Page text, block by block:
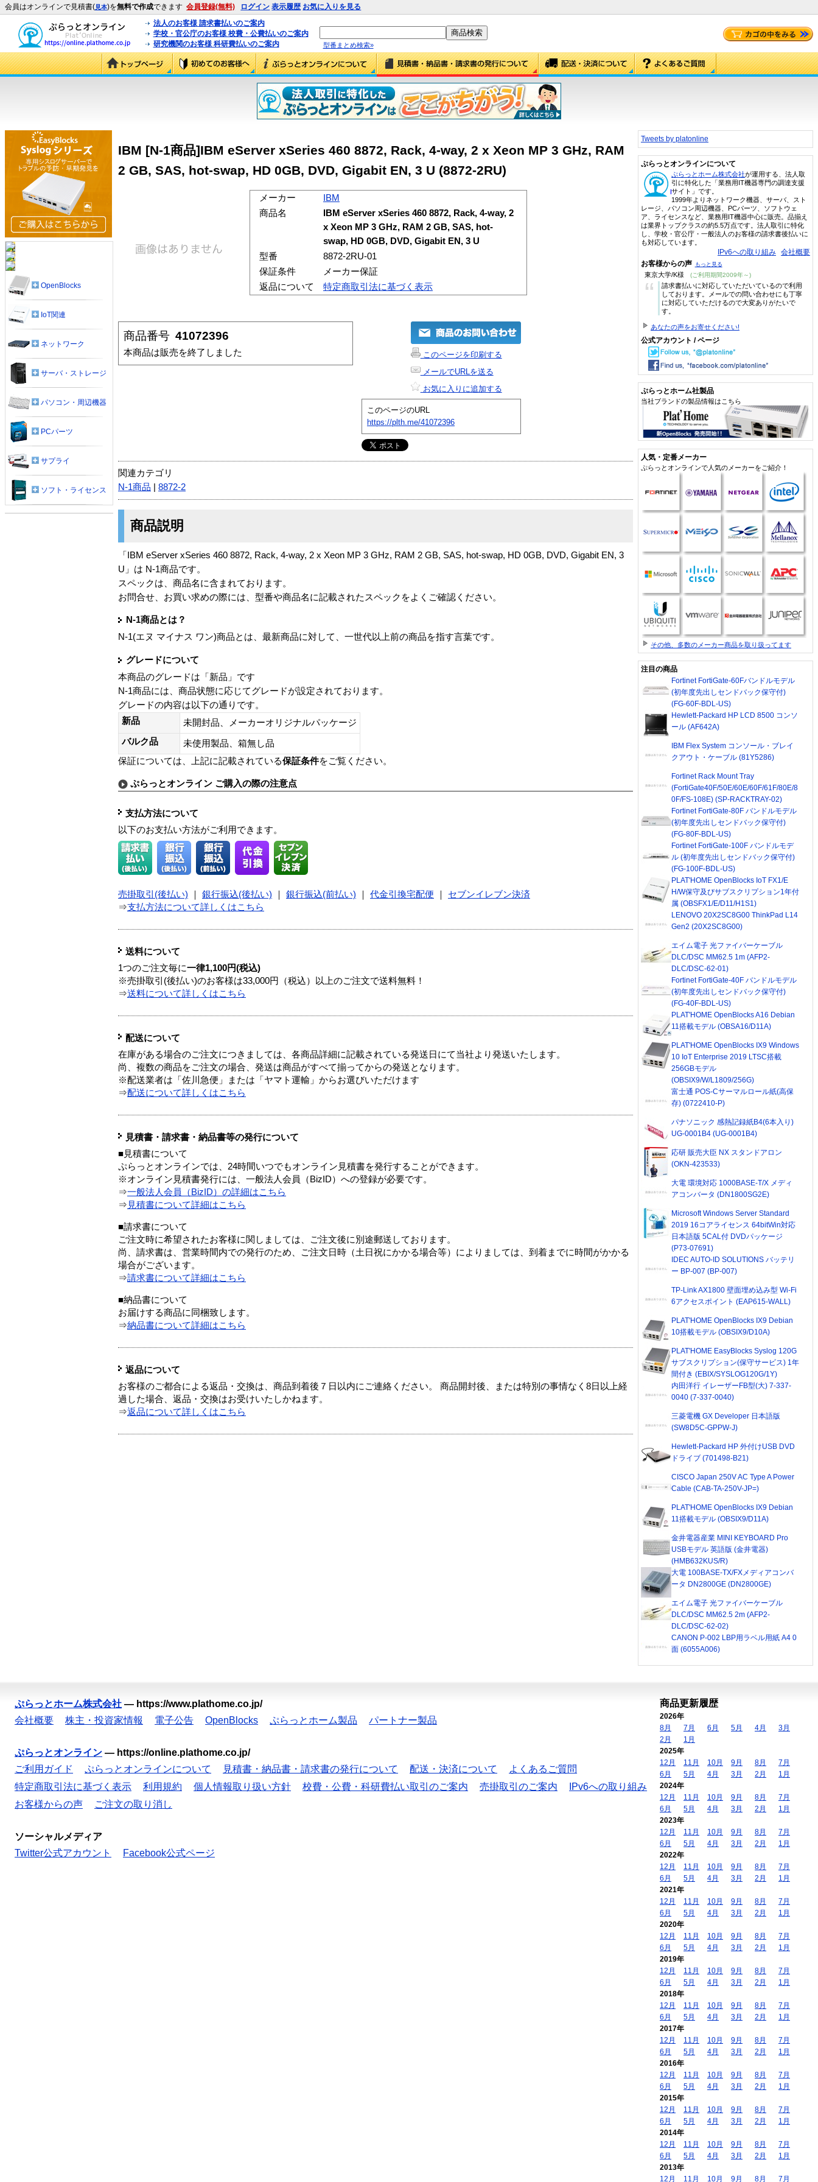
会員はオンラインで見積書(見本)を無料で作成できます 会員登録(無料) ログイン 表示履歴 お気に入りを見る
法人のお客様 請求書払いのご案内
学校・官公庁のお客様 校費・公費払いのご案内
研究機関のお客様 科研費払いのご案内
型番まとめ検索»
IBM [N-1商品]IBM eServer xSeries 460 8872, Rack, 4-way, 2 x Xeon MP 3 GHz, RAM
2 GB, SAS, hot-swap, HD 0GB, DVD, Gigabit EN, 3 U (8872-2RU)
メーカー
IBM
商品名
IBM eServer xSeries 460 8872, Rack, 4-way, 2
x Xeon MP 3 GHz, RAM 2 GB, SAS, hot-
swap, HD 0GB, DVD, Gigabit EN, 3 U
型番
8872-2RU-01
保証条件
メーカー保証
返品について
特定商取引法に基づく表示
商品番号 41072396
本商品は販売を終了しました
このページを印刷する
メールでURLを送る
お気に入りに追加する
このページのURL
https://plth.me/41072396
関連カテゴリ
N-1商品
8872-2
商品説明
「IBM eServer xSeries 460 8872, Rack, 4-way, 2 x Xeon MP 3 GHz, RAM 2 GB, SAS, hot-swap, HD 0GB, DVD, Gigabit EN, 3
U」は N-1商品です。
スペックは、商品名に含まれております。
お問合せ、お買い求めの際には、型番や商品名に記載されたスペックをよくご確認ください。
N-1商品とは？
N-1(エヌ マイナス ワン)商品とは、最新商品に対して、一世代以上前の商品を指す言葉です。
グレードについて
本商品のグレードは「新品」です
N-1商品には、商品状態に応じてグレードが設定されております。
グレードの内容は以下の通りです。
新品
未開封品、メーカーオリジナルパッケージ
バルク品
未使用製品、箱無し品
保証については、上記に記載されている保証条件をご覧ください。
ぷらっとオンライン ご購入の際の注意点
支払方法について
以下のお支払い方法がご利用できます。
売掛取引(後払い) 銀行振込(後払い) 銀行振込(前払い) 代金引換宅配便
セブンイレブン決済
⇒支払方法について詳しくはこちら
送料について
1つのご注文毎に一律1,100円(税込)
※売掛取引(後払い)のお客様は33,000円（税込）以上のご注文で送料無料！
⇒送料について詳しくはこちら
配送について
在庫がある場合のご注文につきましては、各商品詳細に記載されている発送日にて当社より発送いたします。
尚、複数の商品をご注文の場合、発送は商品がすべて揃ってからの発送となります。
※配送業者は「佐川急便」または「ヤマト運輸」からお選びいただけます
⇒配送について詳しくはこちら
見積書・請求書・納品書等の発行について
■見積書について
ぷらっとオンラインでは、24時間いつでもオンライン見積書を発行することができます。
※オンライン見積書発行には、一般法人会員（BizID）への登録が必要です。
⇒一般法人会員（BizID）の詳細はこちら
⇒ 見積書について詳細はこちら
■請求書について
ご注文時に希望されたお客様に関しましては、ご注文後に別途郵送しております。
尚、請求書は、営業時間内での発行のため、ご注文日時（土日祝にかかる場合等）によりましては、到着までに時間がかかる
場合がございます。
⇒請求書について詳細はこちら
■納品書について
お届けする商品に同梱致します。
⇒納品書について詳細はこちら
返品について
お客様のご都合による返品・交換は、商品到着後７日以内にご連絡ください。 商品開封後、または特別の事情なく8日以上経
過した場合、返品・交換はお受けいたしかねます。
⇒返品について詳しくはこちら
OpenBlocks
IoT関連
ネットワーク
サーバ・ストレージ
パソコン・周辺機器
PCパーツ
サプライ
ソフト・ライセンス
Tweets by platonline
ぷらっとオンラインについて
ぷらっとホーム株式会社が運用する、法人取
引に特化した「業務用IT機器専門の調達支援
サイト」です。
1999年よりネットワーク機器、サーバ、スト
レージ、パソコン周辺機器、PCパーツ、ソフトウェ
ア、ライセンスなど、業務用IT機器中心に販売。品揃え
は業界トップクラスの約5.5万点です。法人取引に特化
し、学校・官公庁・一般法人のお客様の請求書後払いに
も対応しています。
IPv6への取り組み 会社概要
お客様からの声 もっと見る
東京大学/K様 (ご利用期間2009年～)
“
請求書払いに対応していただいているので利用
しております。メールでの問い合わせにも丁寧
に対応していただけるので大変ありがたいで
す。
あなたの声をお寄せください!
公式アカウント / ページ
ぷらっとホーム社製品
当社ブランドの製品情報はこちら
人気・定番メーカー
ぷらっとオンラインで人気のメーカーをご紹介！
その他、多数のメーカー商品を取り扱ってます
注目の商品
Fortinet FortiGate-60Fバンドルモデル
(初年度先出しセンドバック保守付)
(FG-60F-BDL-US)
Hewlett-Packard HP LCD 8500 コンソ
ール (AF642A)
IBM Flex System コンソール・ブレイ
クアウト・ケーブル (81Y5286)
Fortinet Rack Mount Tray
(FortiGate40F/50E/60E/60F/61F/80E/8
0F/FS-108E) (SP-RACKTRAY-02)
Fortinet FortiGate-80F バンドルモデル
(初年度先出しセンドバック保守付)
(FG-80F-BDL-US)
Fortinet FortiGate-100F バンドルモデ
ル (初年度先出しセンドバック保守付)
(FG-100F-BDL-US)
PLAT'HOME OpenBlocks IoT FX1/E
H/W保守及びサブスクリプション1年付
属 (OBSFX1/E/D11/H1S1)
LENOVO 20X2SC8G00 ThinkPad L14
Gen2 (20X2SC8G00)
エイム電子 光ファイバーケーブル
DLC/DSC MM62.5 1m (AFP2-
DLC/DSC-62-01)
Fortinet FortiGate-40F バンドルモデル
(初年度先出しセンドバック保守付)
(FG-40F-BDL-US)
PLAT'HOME OpenBlocks A16 Debian
11搭載モデル (OBSA16/D11A)
PLAT'HOME OpenBlocks IX9 Windows
10 IoT Enterprise 2019 LTSC搭載
256GBモデル
(OBSIX9/W/L1809/256G)
富士通 POS-Cサーマルロール紙(高保
存) (0722410-P)
パナソニック 感熱記録紙B4(6本入り)
UG-0001B4 (UG-0001B4)
応研 販売大臣 NX スタンドアロン
(OKN-423533)
大電 環境対応 1000BASE-T/X メディ
アコンバータ (DN1800SG2E)
Microsoft Windows Server Standard
2019 16コアライセンス 64bitWin対応
日本語版 5CAL付 DVDパッケージ
(P73-07691)
IDEC AUTO-ID SOLUTIONS バッテリ
ー BP-007 (BP-007)
TP-Link AX1800 壁面埋め込み型 Wi-Fi
6アクセスポイント (EAP615-WALL)
PLAT'HOME OpenBlocks IX9 Debian
10搭載モデル (OBSIX9/D10A)
PLAT'HOME EasyBlocks Syslog 120G
サブスクリプション(保守サービス) 1年
間付き (EBIX/SYSLOG120G/1Y)
内田洋行 イレーザーFB型(大) 7-337-
0040 (7-337-0040)
三菱電機 GX Developer 日本語版
(SW8D5C-GPPW-J)
Hewlett-Packard HP 外付けUSB DVD
ドライブ (701498-B21)
CISCO Japan 250V AC Type A Power
Cable (CAB-TA-250V-JP=)
PLAT'HOME OpenBlocks IX9 Debian
11搭載モデル (OBSIX9/D11A)
金井電器産業 MINI KEYBOARD Pro
USBモデル 英語版 (金井電器)
(HMB632KUS/R)
大電 100BASE-TX/FXメディアコンバ
ータ DN2800GE (DN2800GE)
エイム電子 光ファイバーケーブル
DLC/DSC MM62.5 2m (AFP2-
DLC/DSC-62-02)
CANON P-002 LBP用ラベル用紙 A4 0
面 (6055A006)
ぷらっとホーム株式会社 — https://www.plathome.co.jp/
会社概要
株主・投資家情報 電子公告 OpenBlocks ぷらっとホーム製品 パートナー製品
ぷらっとオンライン — https://online.plathome.co.jp/
ご利用ガイド
ぷらっとオンラインについて 見積書・納品書・請求書の発行について 配送・決済について
よくあるご質問
特定商取引法に基づく表示
利用規約 個人情報取り扱い方針 校費・公費・科研費払い取引のご案内 売掛取引のご案内
IPv6への取り組み
お客様からの声
ご注文の取り消し
ソーシャルメディア
Twitter公式アカウント
Facebook公式ページ
商品更新履歴
2026年
8月
7月 6月 5月 4月
3月
2月
1月
2025年
12月
11月 10月 9月 8月
7月
6月
5月 4月 3月 2月
1月
2024年
12月
11月 10月 9月 8月
7月
6月
5月 4月 3月 2月
1月
2023年
12月
11月 10月 9月 8月
7月
6月
5月 4月 3月 2月
1月
2022年
12月
11月 10月 9月 8月
7月
6月
5月 4月 3月 2月
1月
2021年
12月
11月 10月 9月 8月
7月
6月
5月 4月 3月 2月
1月
2020年
12月
11月 10月 9月 8月
7月
6月
5月 4月 3月 2月
1月
2019年
12月
11月 10月 9月 8月
7月
6月
5月 4月 3月 2月
1月
2018年
12月
11月 10月 9月 8月
7月
6月
5月 4月 3月 2月
1月
2017年
12月
11月 10月 9月 8月
7月
6月
5月 4月 3月 2月
1月
2016年
12月
11月 10月 9月 8月
7月
6月
5月 4月 3月 2月
1月
2015年
12月
11月 10月 9月 8月
7月
6月
5月 4月 3月 2月
1月
2014年
12月
11月 10月 9月 8月
7月
6月
5月 4月 3月 2月
1月
2013年
12月
11月 10月 9月 8月 7月